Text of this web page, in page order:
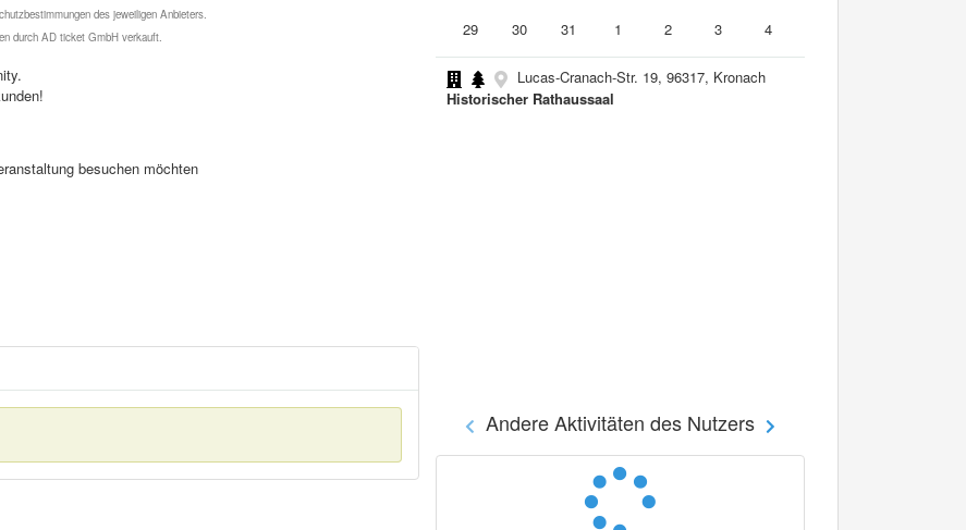
des jeweiligen Anbieters.
durch AD ticket GmbH verkauft.
besuchen möchten
29
30 31 1 2 3 4
Lucas-Cranach-Str. 19, 96317, Kronach
Historischer Rathaussaal
Andere Aktivitäten des Nutzers